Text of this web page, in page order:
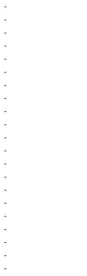
-
-
-
-
-
-
-
-
-
-
-
-
-
-
-
-
-
-
-
-
-